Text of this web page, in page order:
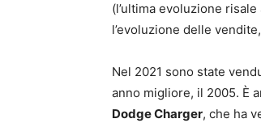
(l’ultima evoluzione
l’evoluzione delle
Nel 2021 sono state
anno migliore, il 2005. È
Dodge Charger, che ha